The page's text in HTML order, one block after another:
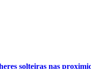
solteiras nas